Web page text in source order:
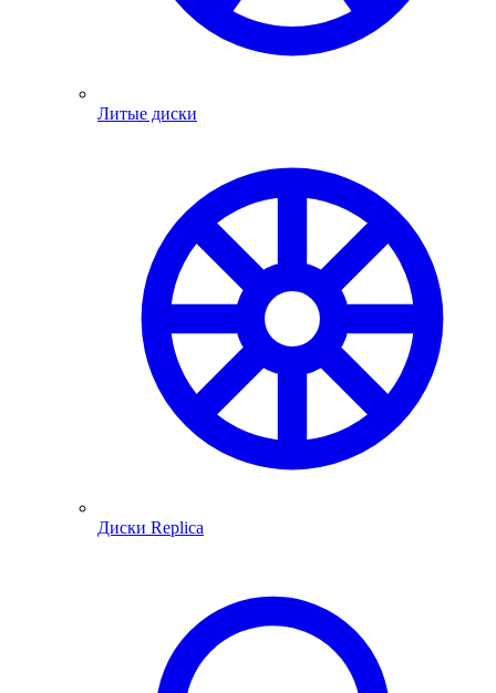
Литые диски
Диски Replica